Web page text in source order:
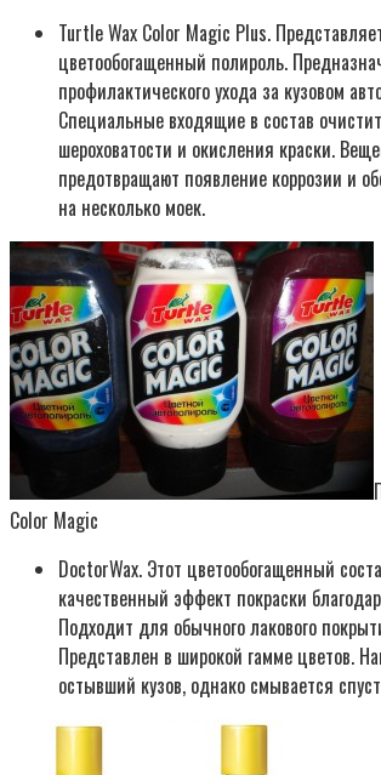
Turtle Wax Color Magic Plus.
цветообогащенный полироль.
профилактического ухода за кузовом
Специальные входящие в состав
шероховатости и окисления краски.
предотвращают появление коррозии и
на несколько моек.
Color Magic
DoctorWax. Этот цветообогащенный
качественный эффект покраски
Подходит для обычного лакового
Представлен в широкой гамме цветов.
остывший кузов, однако смывается